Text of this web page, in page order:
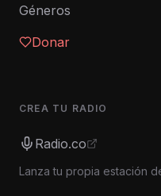
Géneros
Donar
CREA TU RADIO
Radio.co
Lanza tu propia estación